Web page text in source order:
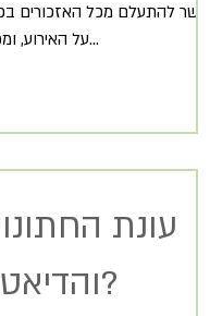
אפשר להתעלם מכל האזכורים
על האירוע, ומכיוון שאני צרכנית חדשות...
עונת
והדיאטה מה איתה?